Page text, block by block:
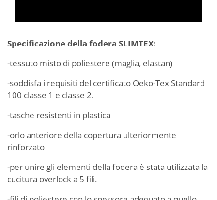
Specificazione della fodera SLIMTEX:
-tessuto misto di poliestere (maglia, elastan)
-soddisfa i requisiti del certificato Oeko-Tex Standard
100 classe 1 e classe 2.
-tasche resistenti in plastica
-orlo anteriore della copertura ulteriormente
rinforzato
-per unire gli elementi della fodera è stata utilizzata la
cucitura overlock a 5 fili.